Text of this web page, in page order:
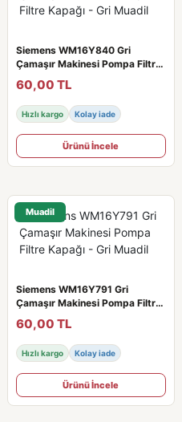
Siemens WM16Y840 Gri
Çamaşır Makinesi Pompa Filtre
60,00 TL
Hızlı kargo Kolay iade
Ürünü İncele
Muadil
Siemens WM16Y791 Gri
Çamaşır Makinesi Pompa Filtre
60,00 TL
Hızlı kargo Kolay iade
Ürünü İncele